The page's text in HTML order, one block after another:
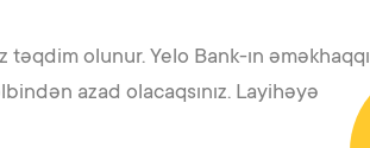
olunur. Yelo Bank-ın əməkhaqqı
azad olacaqsınız. Layihəyə